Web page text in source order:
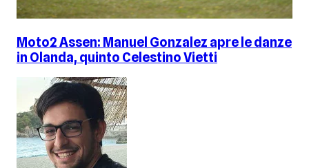
Moto2 Assen: Manuel Gonzalez apre le danze
in Olanda, quinto Celestino Vietti